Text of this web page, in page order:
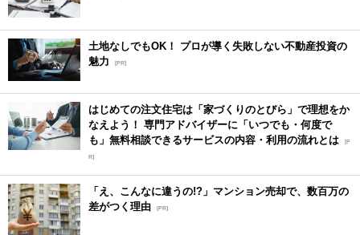
土地なしでもOK！ プロが導く失敗しない不動産投資の
魅力
[PR]
はじめての注文住宅は「家づくりのとびら」で理想をか
なえよう！ 専門アドバイザーに「いつでも・何度で
も」無料相談できるサービスの内容・利用の流れとは [P
R]
「え、こんなに違うの!?」マンション売却で、数百万の
差がつく理由 [PR]